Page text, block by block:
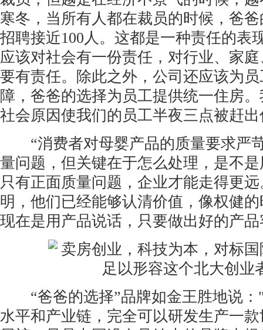
寒冬，当所有人都在裁员的时候，爸
招聘接近100人。这都是一种责任的表
应该对社会有一份责任，对行业、家
要有责任。除此之外，公司还应该为
障，爸爸的选择为员工提供统一住房
社会原因使我们的员工半夜三点被赶出
“消费者对母婴产品的质量要求严
量问题，但关键在于怎么处理，是不
只有正面质量问题，企业才能走得更
明，他们已经能够认清价值，像权健
现在是用产品说话，只要做出好的产
“爸爸的选择”品牌如金王胜地说：
水平和产业链，完全可以研发生产一